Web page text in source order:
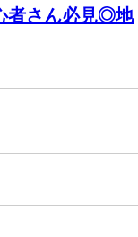
者さん必見◎地